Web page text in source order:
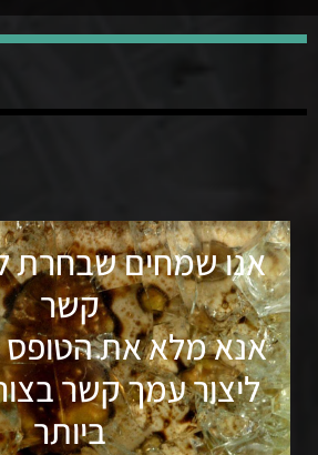
אנו שמחים שבחרת
קשר
אנא מלא את הטופס
ליצור עמך קשר
ביותר